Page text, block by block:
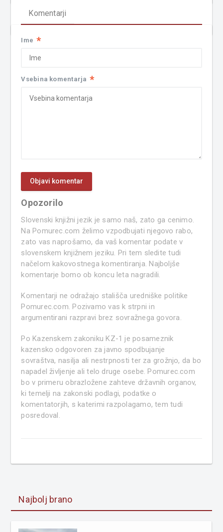
Komentarji
Ime *
Vsebina komentarja *
Opozorilo
Slovenski knjižni jezik je samo naš, zato ga cenimo.
Na Pomurec.com želimo vzpodbujati njegovo rabo,
zato vas naprošamo, da vaš komentar podate v
slovenskem knjižnem jeziku. Pri tem sledite tudi
načelom kakovostnega komentiranja. Najboljše
komentarje bomo ob koncu leta nagradili.
Komentarji ne odražajo stališča uredniške politike
Pomurec.com. Pozivamo vas k strpni in
argumentirani razpravi brez sovražnega govora.
Po Kazenskem zakoniku KZ-1 je posameznik
kazensko odgovoren za javno spodbujanje
sovraštva, nasilja ali nestrpnosti ter za grožnjo, da bo
napadel življenje ali telo druge osebe. Pomurec.com
bo v primeru obrazložene zahteve državnih organov,
ki temelji na zakonski podlagi, podatke o
komentatorjih, s katerimi razpolagamo, tem tudi
posredoval.
Najbolj brano